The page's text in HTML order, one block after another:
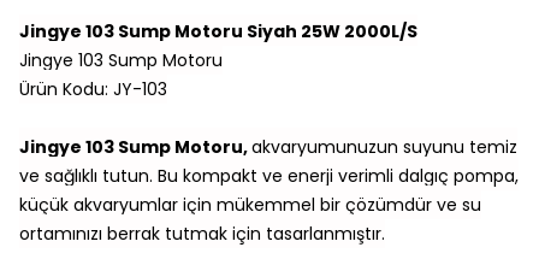
Jingye 103 Sump Motoru Siyah 25W 2000L/S
Jingye 103 Sump Motoru
Ürün Kodu: JY-103
Jingye 103 Sump Motoru,akvaryumunuzun suyunu temiz
ve sağlıklı tutun. Bu kompakt ve enerji verimli dalgıç pompa,
küçük akvaryumlar için mükemmel bir çözümdür ve su
ortamınızı berrak tutmak için tasarlanmıştır.